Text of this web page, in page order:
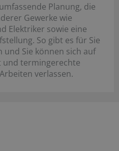
Planung, die
Gewerke wie
Elektriker sowie eine
So gibt es für Sie
und Sie können sich auf
und termingerechte
verlassen.